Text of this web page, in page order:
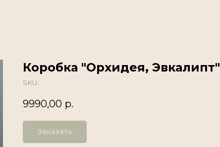
Коробка "Орхидея, Эвкалипт"
SKU:
9990,00 р.
Заказать